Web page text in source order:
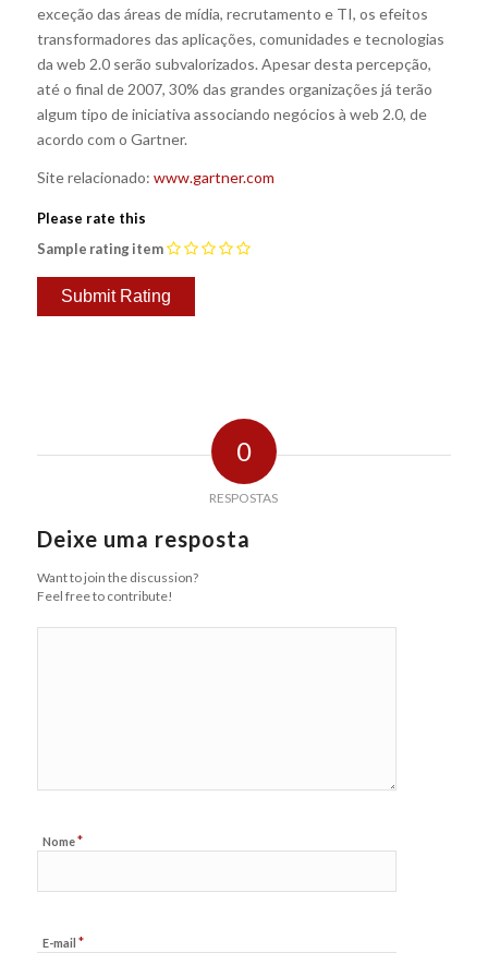
exceção das áreas de mídia, recrutamento e TI, os efeitos
transformadores das aplicações, comunidades e tecnologias
da web 2.0 serão subvalorizados. Apesar desta percepção,
até o final de 2007, 30% das grandes organizações já terão
algum tipo de iniciativa associando negócios à web 2.0, de
acordo com o Gartner.
Site relacionado: www.gartner.com
Please rate this
Sample rating item
0
RESPOSTAS
Deixe uma resposta
Want to join the discussion?
Feel free to contribute!
Nome*
E-mail *